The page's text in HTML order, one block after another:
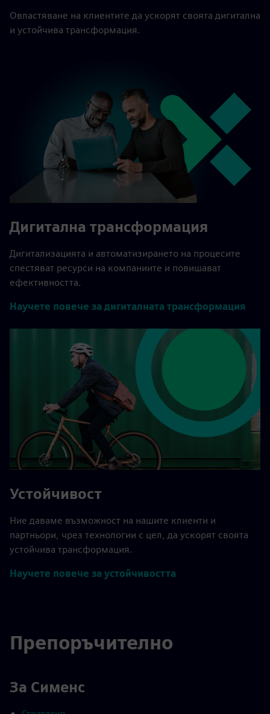
Овластяване на клиентите да ускорят своята дигитална
и устойчива трансформация.
Дигитална трансформация
Дигитализацията и автоматизирането на процесите
спестяват ресурси на компаниите и повишават
ефективността.
Научете повече за дигиталната трансформация
Устойчивост
Ние даваме възможност на нашите клиенти и
партньори, чрез технологии с цел, да ускорят своята
устойчива трансформация.
Научете повече за устойчивостта
Препоръчително
За Сименс